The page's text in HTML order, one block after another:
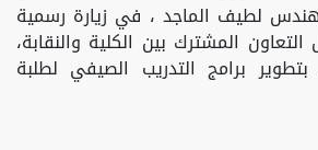
لطيف الماجد ، في زيارة رسمية
المشترك بين الكلية والنقابة،
برامج التدريب الصيفي لطلبة